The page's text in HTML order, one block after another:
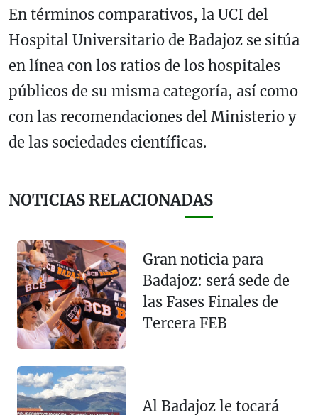
En términos comparativos, la UCI del
Hospital Universitario de Badajoz se sitúa
en línea con los ratios de los hospitales
públicos de su misma categoría, así como
con las recomendaciones del Ministerio y
de las sociedades científicas.
NOTICIAS RELACIONADAS
Gran noticia para
Badajoz: será sede de
las Fases Finales de
Tercera FEB
Al Badajoz le tocará